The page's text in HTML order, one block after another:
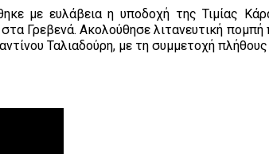
με ευλάβεια η υποδοχή της Τιμίας
Γρεβενά. Ακολούθησε λιτανευτική πομπή
Ταλιαδούρη, με τη συμμετοχή